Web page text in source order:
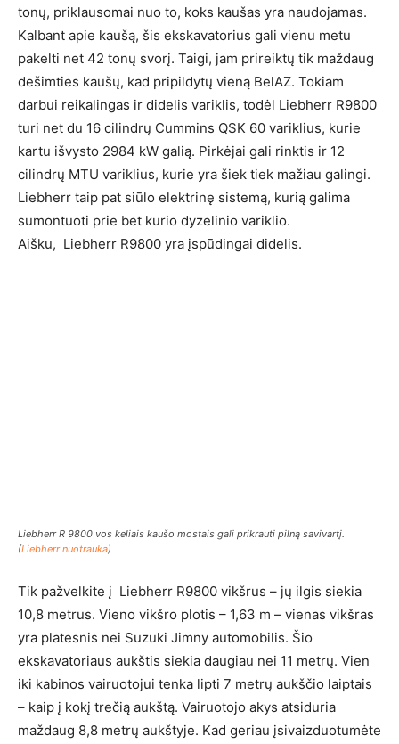
tonų, priklausomai nuo to, koks kaušas yra naudojamas.
Kalbant apie kaušą, šis ekskavatorius gali vienu metu
pakelti net 42 tonų svorį. Taigi, jam prireiktų tik maždaug
dešimties kaušų, kad pripildytų vieną BelAZ. Tokiam
darbui reikalingas ir didelis variklis, todėl Liebherr R9800
turi net du 16 cilindrų Cummins QSK 60 variklius, kurie
kartu išvysto 2984 kW galią. Pirkėjai gali rinktis ir 12
cilindrų MTU variklius, kurie yra šiek tiek mažiau galingi.
Liebherr taip pat siūlo elektrinę sistemą, kurią galima
sumontuoti prie bet kurio dyzelinio variklio.
Aišku, Liebherr R9800 yra įspūdingai didelis.
Liebherr R 9800 vos keliais kaušo mostais gali prikrauti pilną savivartį.
(Liebherr nuotrauka)
Tik pažvelkite į Liebherr R9800 vikšrus – jų ilgis siekia
10,8 metrus. Vieno vikšro plotis – 1,63 m – vienas vikšras
yra platesnis nei Suzuki Jimny automobilis. Šio
ekskavatoriaus aukštis siekia daugiau nei 11 metrų. Vien
iki kabinos vairuotojui tenka lipti 7 metrų aukščio laiptais
– kaip į kokį trečią aukštą. Vairuotojo akys atsiduria
maždaug 8,8 metrų aukštyje. Kad geriau įsivaizduotumėte